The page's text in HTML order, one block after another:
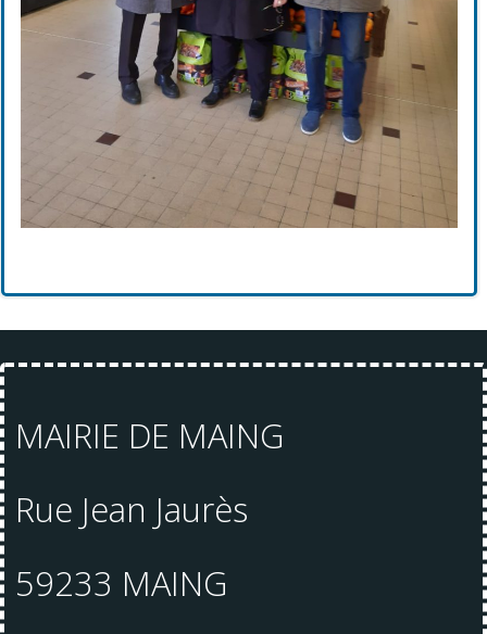
MAIRIE DE MAING
Rue Jean Jaurès
59233 MAING